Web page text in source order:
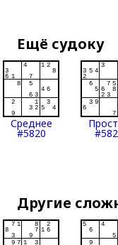
Ещё судоку
Среднее
#5820
Другие